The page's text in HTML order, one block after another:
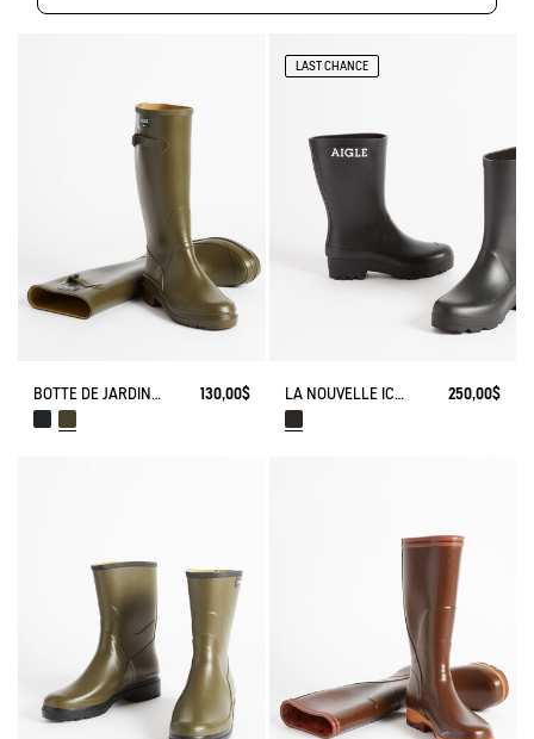
BOTTE DE JARDIN CESSAC 130,00$
LAST CHANCE
LA NOUVELLE ICÔNE, FABRIQUÉE À LA MAIN EN FRANCE 250,00$